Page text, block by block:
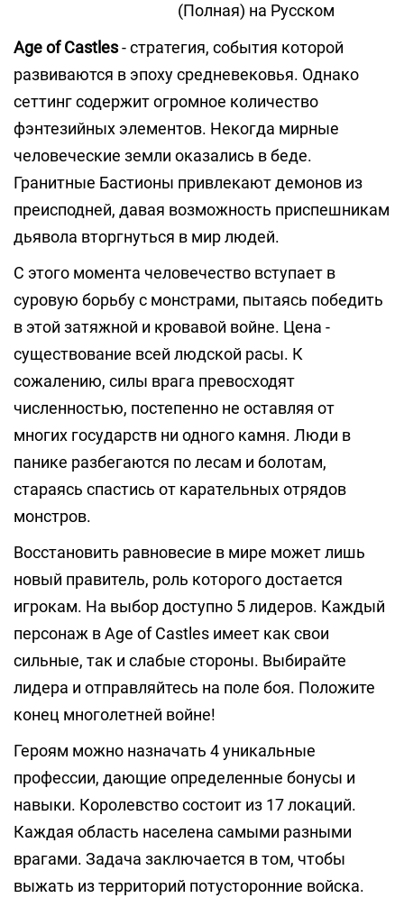
(Полная) на Русском
Age of Castles- стратегия, события которой
развиваются в эпоху средневековья. Однако
сеттинг содержит огромное количество
фэнтезийных элементов. Некогда мирные
человеческие земли оказались в беде.
Гранитные Бастионы привлекают демонов из
преисподней, давая возможность приспешникам
дьявола вторгнуться в мир людей.
С этого момента человечество вступает в
суровую борьбу с монстрами, пытаясь победить
в этой затяжной и кровавой войне. Цена -
существование всей людской расы. К
сожалению, силы врага превосходят
численностью, постепенно не оставляя от
многих государств ни одного камня. Люди в
панике разбегаются по лесам и болотам,
стараясь спастись от карательных отрядов
монстров.
Восстановить равновесие в мире может лишь
новый правитель, роль которого достается
игрокам. На выбор доступно 5 лидеров. Каждый
персонаж в Age of Castles имеет как свои
сильные, так и слабые стороны. Выбирайте
лидера и отправляйтесь на поле боя. Положите
конец многолетней войне!
Героям можно назначать 4 уникальные
профессии, дающие определенные бонусы и
навыки. Королевство состоит из 17 локаций.
Каждая область населена самыми разными
врагами. Задача заключается в том, чтобы
выжать из территорий потусторонние войска.